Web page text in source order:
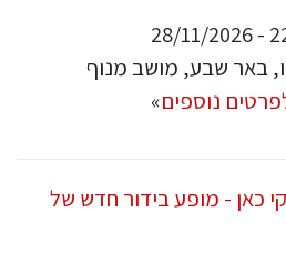
באר שבע, מושב מנוף
נוספים»